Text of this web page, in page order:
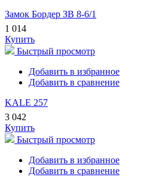
Замок Бордер ЗВ 8-6/1
1 014
Купить
Быстрый просмотр
Добавить в избранное
Добавить в сравнение
KALE 257
3 042
Купить
Быстрый просмотр
Добавить в избранное
Добавить в сравнение